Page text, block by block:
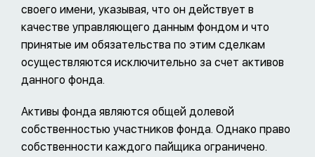
своего имени, указывая, что он действует в
качестве управляющего данным фондом и что
принятые им обязательства по этим сделкам
осуществляются исключительно за счет активов
данного фонда.
Активы фонда являются общей долевой
собственностью участников фонда. Однако право
собственности каждого пайщика ограничено.